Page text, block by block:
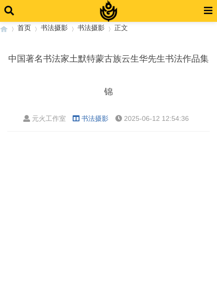
首页 书法摄影 书法摄影 正文
中国著名书法家土默特蒙古族云生华先生书法作品集
锦
元火工作室 书法摄影 2025-06-12 12:54:36